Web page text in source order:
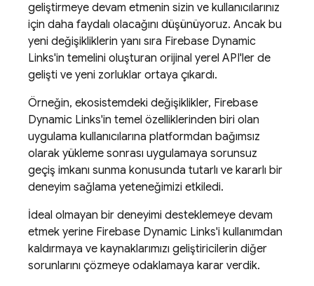
geliştirmeye devam etmenin sizin ve kullanıcılarınız
için daha faydalı olacağını düşünüyoruz. Ancak bu
yeni değişikliklerin yanı sıra Firebase Dynamic
Links'in temelini oluşturan orijinal yerel API'ler de
gelişti ve yeni zorluklar ortaya çıkardı.
Örneğin, ekosistemdeki değişiklikler, Firebase
Dynamic Links'in temel özelliklerinden biri olan
uygulama kullanıcılarına platformdan bağımsız
olarak yükleme sonrası uygulamaya sorunsuz
geçiş imkanı sunma konusunda tutarlı ve kararlı bir
deneyim sağlama yeteneğimizi etkiledi.
İdeal olmayan bir deneyimi desteklemeye devam
etmek yerine Firebase Dynamic Links'i kullanımdan
kaldırmaya ve kaynaklarımızı geliştiricilerin diğer
sorunlarını çözmeye odaklamaya karar verdik.